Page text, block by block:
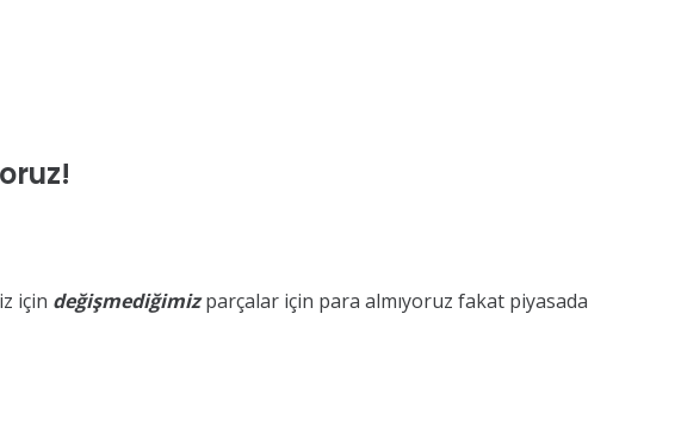
için değişmediğimizparçalar için para almıyoruz fakat piyasada